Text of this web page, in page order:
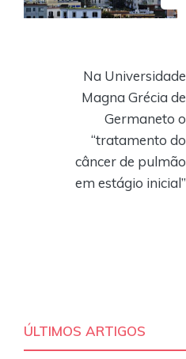
Na Universidade
Magna Grécia de
Germaneto o
“tratamento do
câncer de pulmão
em estágio inicial”
ÚLTIMOS ARTIGOS